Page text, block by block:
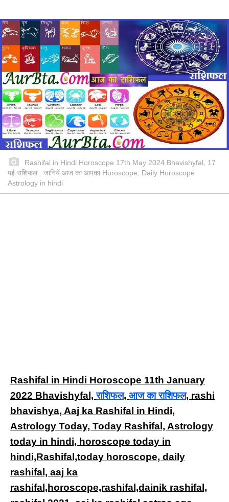
Rashifal in Hindi Horoscope 17th May 2024 Bhavishyfal, 17
मई राशिफल : जानियें आज का आपका Horoscope, Daily Horoscope
Astrology in hindi
Rashifal in Hindi Horoscope 11th January
2022 Bhavishyfal,राशिफल, आज का राशिफल, rashi
bhavishya, Aaj ka Rashifal in Hindi,
Astrology Today, Today Rashifal, Astrology
today in hindi, horoscope today in
hindi,Rashifal,today horoscope, daily
rashifal, aaj ka
rashifal,horoscope,rashifal,dainik rashifal,